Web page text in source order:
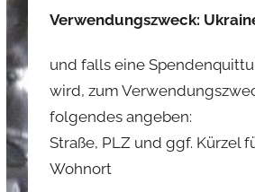
Verwendungszweck:
und falls eine
wird, zum
folgendes angeben:
Straße, PLZ und ggf. Kürzel
Wohnort